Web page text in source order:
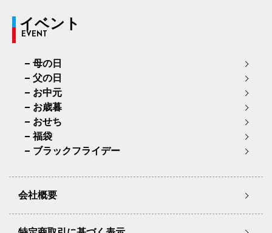
イベント
EVENT
母の日
父の日
お中元
お歳暮
おせち
福袋
ブラックフライデー
会社概要